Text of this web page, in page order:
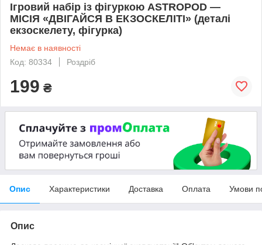
Ігровий набір із фігуркою ASTROPOD —
МІСІЯ «ДВІГАЙСЯ В ЕКЗОСКЕЛІТІ» (деталі
екзоскелету, фігурка)
Немає в наявності
Код: 80334
Роздріб
199 ₴
Опис Характеристики Доставка Оплата Умови
Опис